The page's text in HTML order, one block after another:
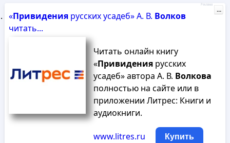
«Привидениярусских усадеб» А. В. Волков
читать...
Читать онлайн книгу
«Привидениярусских
усадеб» автора А. В. Волкова
полностью на сайте или в
приложении Литрес: Книги и
аудиокниги.
www.litres.ru Купить
Реклама
...